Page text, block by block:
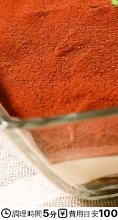
調理時間 5分 費用目安100